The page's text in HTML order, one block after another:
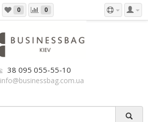
0 0
38 095 055-55-10
info@businessbag.com.ua